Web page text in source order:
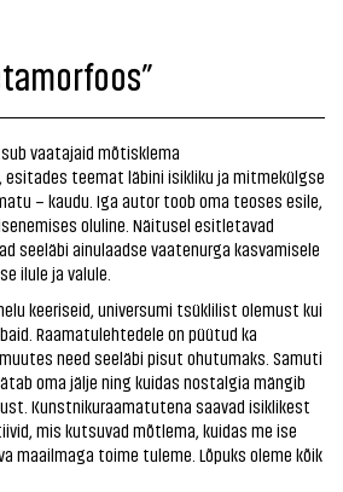
vaatajaid mõtisklema
teemat läbini isikliku ja mitmekülgse
– kaudu. Iga autor toob oma teoses esile,
oluline. Näitusel esitletavad
seeläbi ainulaadse vaatenurga kasvamisele
ilule ja valule.
keeriseid, universumi tsüklilist olemust kui
Raamatulehtedele on püütud ka
need seeläbi pisut ohutumaks. Samuti
oma jälje ning kuidas nostalgia mängib
Kunstnikuraamatutena saavad isiklikest
mis kutsuvad mõtlema, kuidas me ise
maailmaga toime tuleme. Lõpuks oleme kõik